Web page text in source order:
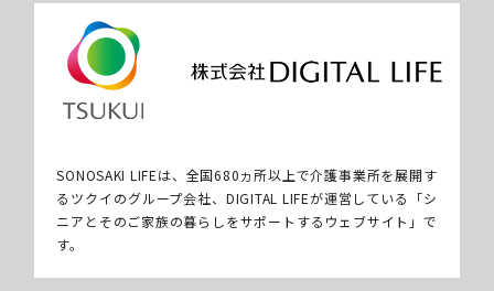
SONOSAKI LIFEは、全国680ヵ所以上で介護事業所を展開す
るツクイのグループ会社、DIGITAL LIFEが運営している「シ
ニアとそのご家族の暮らしをサポートするウェブサイト」で
す。